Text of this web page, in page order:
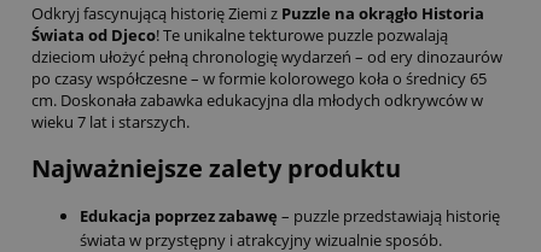
Odkryj fascynującą historię Ziemi z Puzzle na okrągło Historia
Świata od Djeco! Te unikalne tekturowe puzzle pozwalają
dzieciom ułożyć pełną chronologię wydarzeń – od ery dinozaurów
po czasy współczesne – w formie kolorowego koła o średnicy 65
cm. Doskonała zabawka edukacyjna dla młodych odkrywców w
wieku 7 lat i starszych.
Najważniejsze zalety produktu
Edukacja poprzez zabawę – puzzle przedstawiają historię
świata w przystępny i atrakcyjny wizualnie sposób.